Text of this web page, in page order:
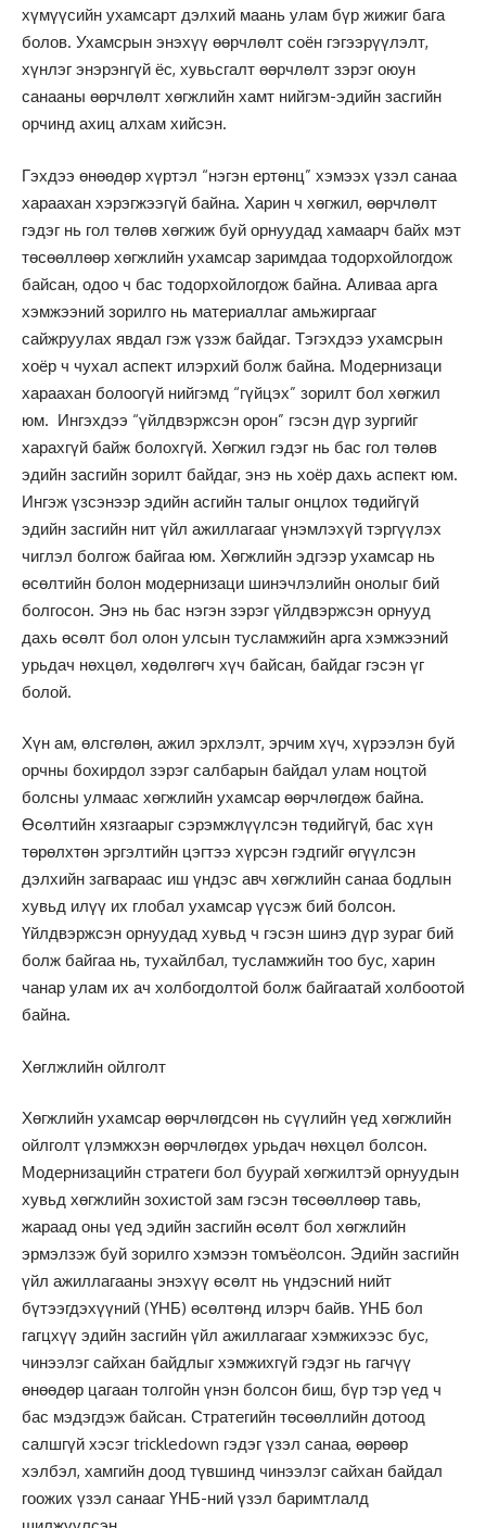
хүмүүсийн ухамсарт дэлхий маань улам бүр жижиг бага
болов. Ухамсрын энэхүү өөрчлөлт соён гэгээрүүлэлт,
хүнлэг энэрэнгүй ёс, хувьсгалт өөрчлөлт зэрэг оюун
санааны өөрчлөлт хөгжлийн хамт нийгэм-эдийн засгийн
орчинд ахиц алхам хийсэн.
Гэхдээ өнөөдөр хүртэл “нэгэн ертөнц” хэмээх үзэл санаа
хараахан хэрэгжээгүй байна. Харин ч хөгжил, өөрчлөлт
гэдэг нь гол төлөв хөгжиж буй орнуудад хамаарч байх мэт
төсөөллөөр хөгжлийн ухамсар заримдаа тодорхойлогдож
байсан, одоо ч бас тодорхойлогдож байна. Аливаа арга
хэмжээний зорилго нь материаллаг амьжиргааг
сайжруулах явдал гэж үзэж байдаг. Тэгэхдээ ухамсрын
хоёр ч чухал аспект илэрхий болж байна. Модернизаци
хараахан болоогүй нийгэмд “гүйцэх” зорилт бол хөгжил
юм. Ингэхдээ “үйлдвэржсэн орон” гэсэн дүр зургийг
харахгүй байж болохгүй. Хөгжил гэдэг нь бас гол төлөв
эдийн засгийн зорилт байдаг, энэ нь хоёр дахь аспект юм.
Ингэж үзсэнээр эдийн асгийн талыг онцлох төдийгүй
эдийн засгийн нит үйл ажиллагааг үнэмлэхүй тэргүүлэх
чиглэл болгож байгаа юм. Хөгжлийн эдгээр ухамсар нь
өсөлтийн болон модернизаци шинэчлэлийн онолыг бий
болгосон. Энэ нь бас нэгэн зэрэг үйлдвэржсэн орнууд
дахь өсөлт бол олон улсын тусламжийн арга хэмжээний
урьдач нөхцөл, хөдөлгөгч хүч байсан, байдаг гэсэн үг
болой.
Хүн ам, өлсгөлөн, ажил эрхлэлт, эрчим хүч, хүрээлэн буй
орчны бохирдол зэрэг салбарын байдал улам ноцтой
болсны улмаас хөгжлийн ухамсар өөрчлөгдөж байна.
Өсөлтийн хязгаарыг сэрэмжлүүлсэн төдийгүй, бас хүн
төрөлхтөн эргэлтийн цэгтээ хүрсэн гэдгийг өгүүлсэн
дэлхийн загвараас иш үндэс авч хөгжлийн санаа бодлын
хувьд илүү их глобал ухамсар үүсэж бий болсон.
Үйлдвэржсэн орнуудад хувьд ч гэсэн шинэ дүр зураг бий
болж байгаа нь, тухайлбал, тусламжийн тоо бус, харин
чанар улам их ач холбогдолтой болж байгаатай холбоотой
байна.
Хөглжлийн ойлголт
Хөгжлийн ухамсар өөрчлөгдсөн нь сүүлийн үед хөгжлийн
ойлголт үлэмжхэн өөрчлөгдөх урьдач нөхцөл болсон.
Модернизацийн стратеги бол буурай хөгжилтэй орнуудын
хувьд хөгжлийн зохистой зам гэсэн төсөөллөөр тавь,
жараад оны үед эдийн засгийн өсөлт бол хөгжлийн
эрмэлзэж буй зорилго хэмээн томъёолсон. Эдийн засгийн
үйл ажиллагааны энэхүү өсөлт нь үндэсний нийт
бүтээгдэхүүний (ҮНБ) өсөлтөнд илэрч байв. ҮНБ бол
гагцхүү эдийн засгийн үйл ажиллагааг хэмжихээс бус,
чинээлэг сайхан байдлыг хэмжихгүй гэдэг нь гагчүү
өнөөдөр цагаан толгойн үнэн болсон биш, бүр тэр үед ч
бас мэдэгдэж байсан. Стратегийн төсөөллийн дотоод
салшгүй хэсэг trickledown гэдэг үзэл санаа, өөрөөр
хэлбэл, хамгийн доод түвшинд чинээлэг сайхан байдал
гоожих үзэл санааг ҮНБ-ний үзэл баримтлалд